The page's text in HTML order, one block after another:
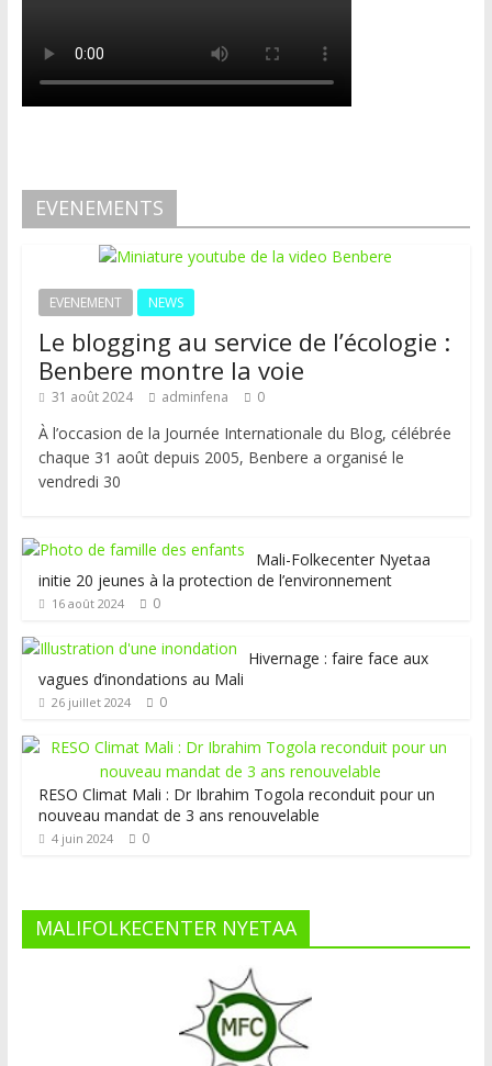
EVENEMENTS
EVENEMENT NEWS
Le blogging au service de l’écologie :
Benbere montre la voie
31 août 2024 adminfena 0
À l’occasion de la Journée Internationale du Blog, célébrée
chaque 31 août depuis 2005, Benbere a organisé le
vendredi 30
Mali-Folkecenter Nyetaa
initie 20 jeunes à la protection de l’environnement
16 août 2024 0
Hivernage : faire face aux
vagues d’inondations au Mali
26 juillet 2024 0
RESO Climat Mali : Dr Ibrahim Togola reconduit pour un
nouveau mandat de 3 ans renouvelable
4 juin 2024 0
MALIFOLKECENTER NYETAA